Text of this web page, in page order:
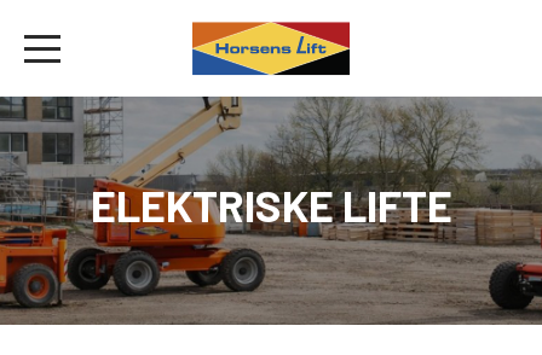
ELEKTRISKE LIFTE